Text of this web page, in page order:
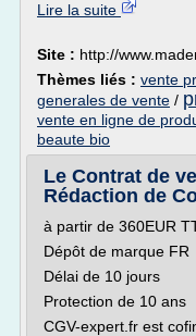
Lire la suite
Site : http://
Thèmes liés : vente
generales de vente /
vente en ligne de
beaute bio
Le Contrat de
Rédaction de
à partir de 360EUR
Dépôt de marque FR
Délai de 10 jours
Protection de 10 ans
CGV-expert.fr est